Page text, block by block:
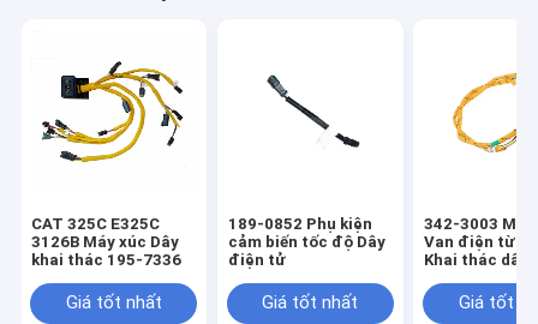
CAT 325C E325C
3126B Máy xúc Dây
khai thác 195-7336
Giá tốt nhất
189-0852 Phụ kiện
cảm biến tốc độ Dây
điện tử
Giá tốt nhất
342-3003 Máy
Van điện từ
Khai thác dây
Giá tốt